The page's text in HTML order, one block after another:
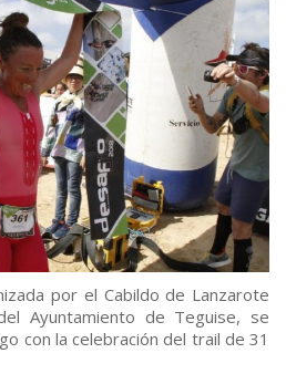
por el Cabildo de Lanzarote
Ayuntamiento de Teguise, se
con la celebración del trail de 31